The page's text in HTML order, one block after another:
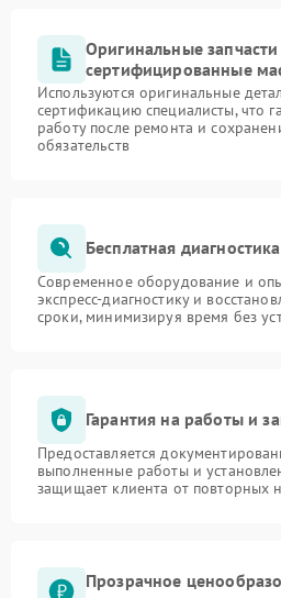
Оригинальные
сертифицированные
Используются оригинальные
сертификацию специалисты, что
работу после ремонта и
обязательств
Бесплатная
Современное оборудование и
экспресс-диагностику и
сроки, минимизируя время без
Гарантия на работы и
Предоставляется
выполненные работы и
защищает клиента от повторных
Прозрачное